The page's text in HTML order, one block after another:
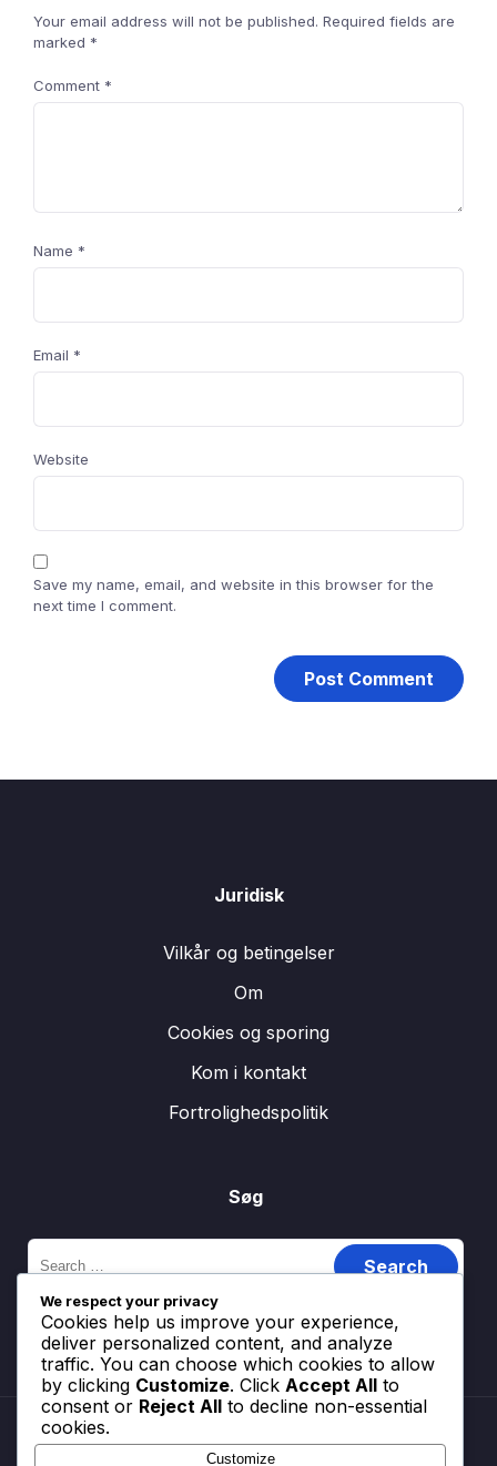
Your email address will not be published. Required fields are
marked *
Comment *
Name *
Email *
Website
Save my name, email, and website in this browser for the
next time I comment.
Juridisk
Vilkår og betingelser
Om
Cookies og sporing
Kom i kontakt
Fortrolighedspolitik
Søg
Search
for:
We respect your privacy
Cookies help us improve your experience,
deliver personalized content, and analyze
traffic. You can choose which cookies to allow
by clicking Customize. Click Accept All to
consent or Reject All to decline non-essential
cookies.
Customize